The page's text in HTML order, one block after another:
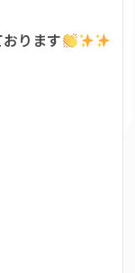
ります